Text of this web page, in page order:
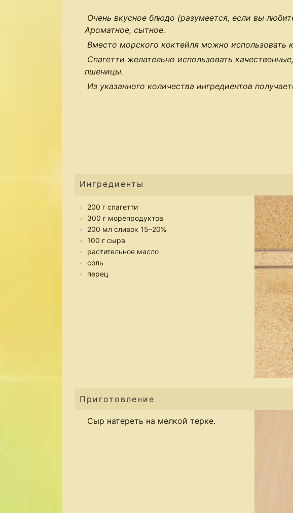
Очень вкусное блюдо (разумеется, если вы
Ароматное, сытное.
Вместо морского коктейля можно использовать
Спагетти желательно использовать
пшеницы.
Из указанного количества ингредиентов
Ингредиенты
200 г спагетти
300 г морепродуктов
200 мл сливок 15–20%
100 г сыра
растительное масло
соль
перец
Приготовление
Сыр натереть на мелкой терке.